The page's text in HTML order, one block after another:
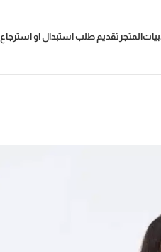
المتجر تقديم طلب استبدال او استرجاع